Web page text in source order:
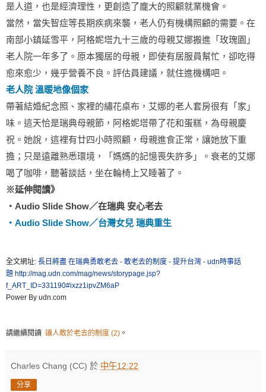
是人道，也是經濟理性，更創造了龐大的照顧就業機會。
當然，當失智症等長期疾病來襲，老人仍有機構照顧的需要。在
南部小鎮延雪平，阿格妮塔九十三歲的母親艾娜搬進「玫瑰園」
老人院一年多了。原本獨居的母親，即使有居服員幫忙，卻吃得
愈來愈少，幾乎營養不良。評估員建議，就住進機構吧。
老人院 溫暖地像個家
帶著結婚紀念照、家裡的繡花桌布，艾娜的老人套房很有「家」
味。這天恰是瑞典母親節，阿格妮塔帶了花和蛋糕，為母親慶
祝。她說，這裡有廿四小時照顧，母親進食正常，讓她放下重
擔；只是遠離熟悉環境，「媽媽的記憶喪失許多」。衰老的艾娜
喝了咖啡，聽著談話，坐在輪椅上又睡著了。
※延伸閱讀》
‧Audio Slide Show／在瑞典 安心老去
‧Audio Slide Show／台灣女兒 瑞典重生
全文網址: 長日將盡 在瑞典勇敢老去 - 敢老去的制度 - 提升台灣 - udn時事話
題 http://mag.udn.com/mag/news/storypage.jsp?
f_ART_ID=331190#ixzz1ipvZM6aP
Power By udn.com
請繼續閱讀 讓人敢於老去的制度 (2) 。
Charles Chang (CC) 於 中午12:22
分享